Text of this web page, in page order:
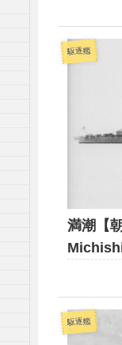
駆逐艦
満潮【
駆逐艦